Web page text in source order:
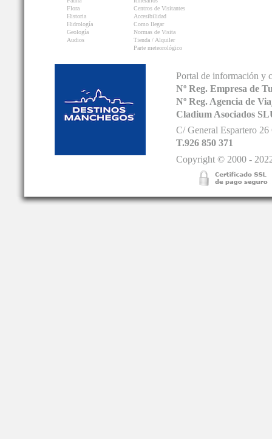
Flora
Historia
Hidrología
Geología
Audios
Centros de Visitantes
Accesibilidad
Como llegar
Normas de Visita
Tienda / Alquiler
Parte meteorológico
Portal de información y
Nº Reg. Empresa de
Nº Reg. Agencia de
Cladium Asociados
C/ General Espartero
T.926 850 371
Copyright © 2000 -